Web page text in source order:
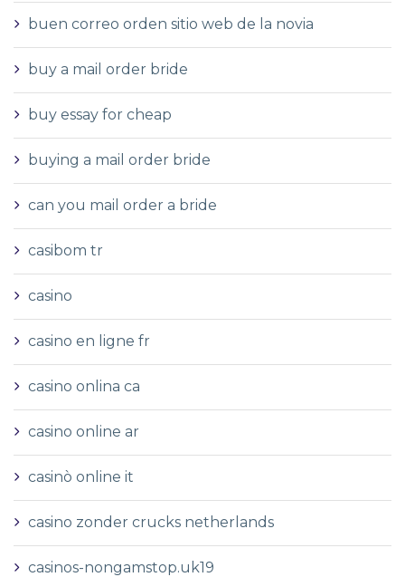
buen correo orden sitio web de la novia
buy a mail order bride
buy essay for cheap
buying a mail order bride
can you mail order a bride
casibom tr
casino
casino en ligne fr
casino onlina ca
casino online ar
casinò online it
casino zonder crucks netherlands
casinos-nongamstop.uk19